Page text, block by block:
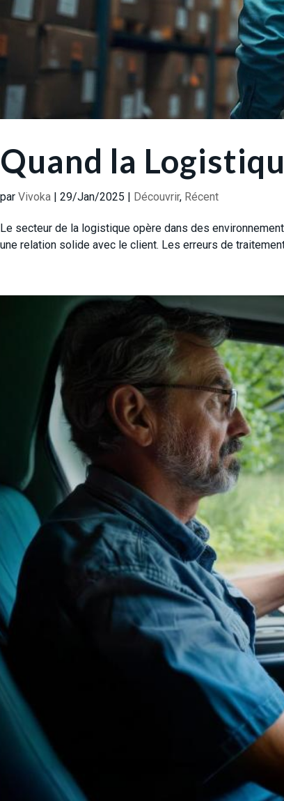
Quand la
par Vivoka | 29/Jan/2025 | Découvrir, Récent
Le secteur de la logistique opère dans des
une relation solide avec le client. Les erreurs de